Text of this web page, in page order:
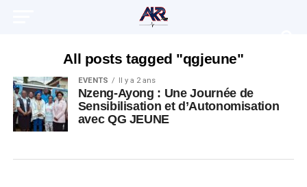
All posts tagged "qgjeune"
EVENTS Il y a 2 ans
Nzeng-Ayong : Une Journée de
Sensibilisation et d’Autonomisation
avec QG JEUNE